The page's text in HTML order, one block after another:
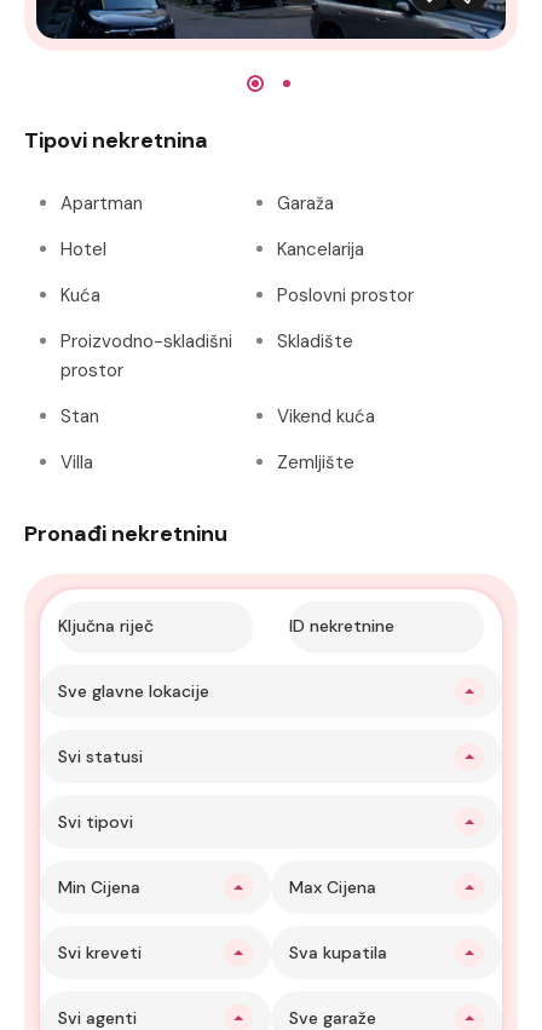
Tipovi nekretnina
Apartman
Garaža
Hotel
Kancelarija
Kuća
Poslovni prostor
Proizvodno-skladišni
prostor
Skladište
Stan
Vikend kuća
Villa
Zemljište
Pronađi nekretninu
Sve glavne lokacije
Svi statusi
Svi tipovi
Min Cijena Max Cijena
Svi kreveti Sva kupatila
Svi agenti Sve garaže